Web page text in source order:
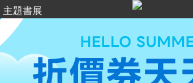
主題書展